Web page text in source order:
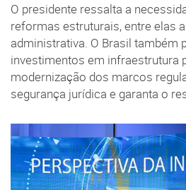
O presidente ressalta a
reformas estruturais, entre elas
administrativa. O Brasil também
investimentos em infraestrutura
modernização dos marcos
segurança jurídica e garanta o